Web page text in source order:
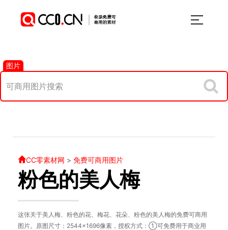
图片
CC零素材网 > 免费可商用图片
粉色的美人梅
这张关于美人梅、粉色的花、梅花、花朵、粉色的美人梅的免费可商用
图片。原图尺寸：2544×1696像素，授权方式：①可免费用于商业用